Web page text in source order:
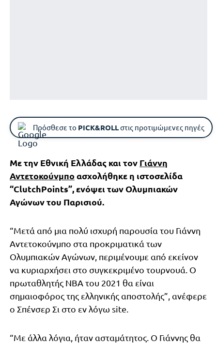
Πρόσθεσε το PICK&ROLLστις προτιμώμενες πηγές
Με την Εθνική Ελλάδας και τον Γιάννη
Αντετοκούνμπο ασχολήθηκε η ιστοσελίδα
“ClutchPoints”, ενόψει των Oλυμπιακών
Αγώνων του Παρισιού.
“Μετά από μια πολύ ισχυρή παρουσία του Γιάννη
Αντετοκούνμπο στα προκριματικά των
Oλυμπιακών Αγώνων, περιμένουμε από εκείνον
να κυριαρχήσει στο συγκεκριμένο τουρνουά. Ο
πρωταθλητής ΝΒΑ του 2021 θα είναι
σημαιοφόρος της ελληνικής αποστολής”, ανέφερε
ο Σπένσερ Σι στο εν λόγω site.
“Με άλλα λόγια, ήταν ασταμάτητος. Ο Γιάννης θα